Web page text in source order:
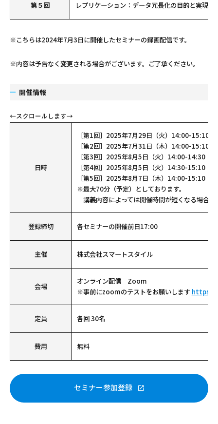
第５回 レプリケーション：データ冗長化の目的と実現方
※こちらは2024年7月3日に開催したセミナーの録画配信です。
※内容は予告なく変更される場合がございます。ご了承ください。
開催情報
日時
［第1回］2025年7月29日（火）14:00-15:10
［第2回］2025年7月31日（木）14:00-15:10
［第3回］2025年8月5日（火）14:00-14:30
［第4回］2025年8月5日（火）14:30-15:10
［第5回］2025年8月7日（木）14:00-15:10
※最大70分（予定）としております。
講義内容によっては開催時間が短くなる場合が
登録締切 各セミナーの開催前日17:00
主催 株式会社スマートスタイル
会場
オンライン配信 Zoom
※事前にzoomのテストをお願いします https://
定員 各回 30名
費用 無料
セミナー参加登録